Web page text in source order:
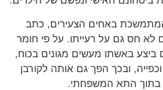
באחים הצעירים, כתב
לא חס גם על רעייתו. על פי חומר
באשתו מעשים מגונים בכוח,
ובכך הפך גם אותה לקורבן
בתוך התא המשפחתי.